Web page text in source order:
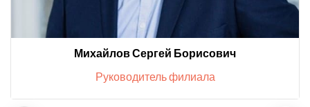
Михайлов Сергей Борисович
Руководитель филиала